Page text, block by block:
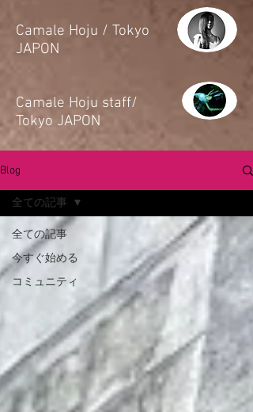
​Camale Hoju / Tokyo
JAPON
​Camale Hoju staff/
Tokyo JAPON
Blog
全ての記事
今すぐ始める
コミュニティ
全ての記事